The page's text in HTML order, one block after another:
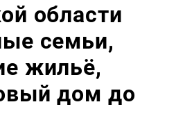
области
семьи,
жильё,
дом до